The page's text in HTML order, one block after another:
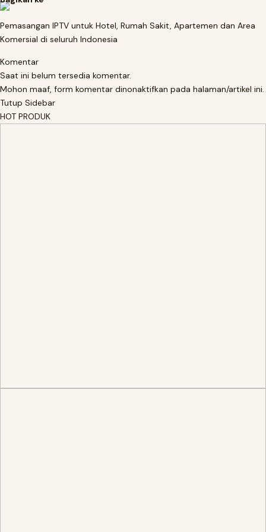
Pemasangan IPTV untuk Hotel, Rumah Sakit, Apartemen dan Area
Komersial di seluruh Indonesia
Komentar
Saat ini belum tersedia komentar.
Mohon maaf, form komentar dinonaktifkan pada halaman/artikel ini.
Tutup Sidebar
HOT PRODUK